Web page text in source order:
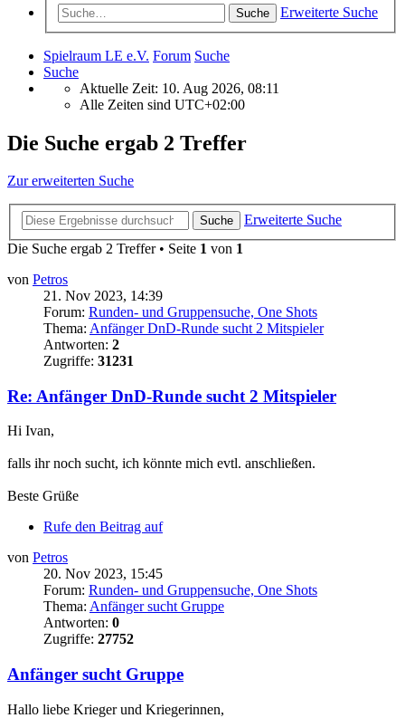
Suche Erweiterte Suche
Spielraum LE e.V. Forum Suche
Suche
Aktuelle Zeit: 10. Aug 2026, 08:11
Alle Zeiten sind UTC+02:00
Die Suche ergab 2 Treffer
Zur erweiterten Suche
Suche
Erweiterte Suche
Die Suche ergab 2 Treffer • Seite 1 von 1
von Petros
21. Nov 2023, 14:39
Forum: Runden- und Gruppensuche, One Shots
Thema: Anfänger DnD-Runde sucht 2 Mitspieler
Antworten: 2
Zugriffe: 31231
Re: Anfänger DnD-Runde sucht 2 Mitspieler
Hi Ivan,
falls ihr noch sucht, ich könnte mich evtl. anschließen.
Beste Grüße
Rufe den Beitrag auf
von Petros
20. Nov 2023, 15:45
Forum: Runden- und Gruppensuche, One Shots
Thema: Anfänger sucht Gruppe
Antworten: 0
Zugriffe: 27752
Anfänger sucht Gruppe
Hallo liebe Krieger und Kriegerinnen,